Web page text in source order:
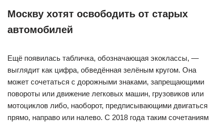
Москву хотят освободить от старых
автомобилей
Ещё появилась табличка, обозначающая экоклассы, —
выглядит как цифра, обведённая зелёным кругом. Она
может сочетаться с дорожными знаками, запрещающими
повороты или движение легковых машин, грузовиков или
мотоциклов либо, наоборот, предписывающими двигаться
прямо, направо или налево. С 2018 года таким сочетаниям